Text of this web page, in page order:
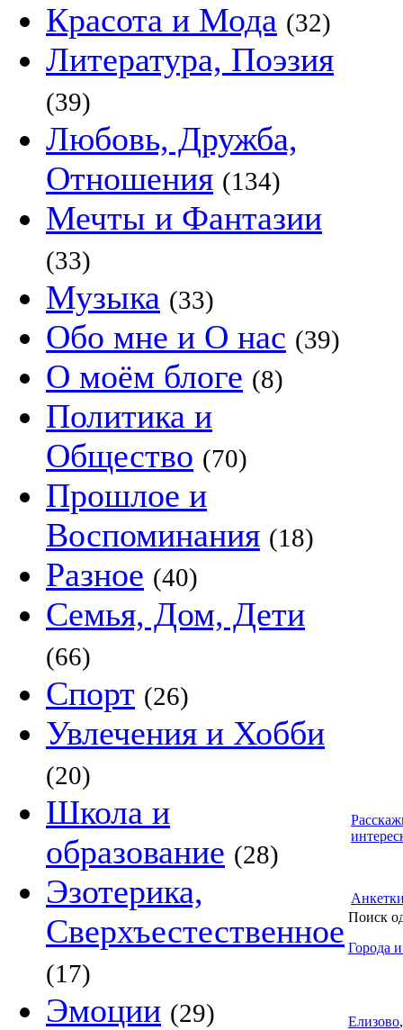
Красота и Мода (32)
Литература, Поэзия
(39)
Любовь, Дружба,
Отношения (134)
Мечты и Фантазии
(33)
Музыка (33)
Обо мне и О нас (39)
О моём блоге (8)
Политика и
Общество (70)
Прошлое и
Воспоминания (18)
Разное (40)
Семья, Дом, Дети
(66)
Спорт (26)
Увлечения и Хобби
(20)
Школа и
образование (28)
Эзотерика,
Сверхъестественное
(17)
Эмоции (29)
Поиск
Города
Елизово